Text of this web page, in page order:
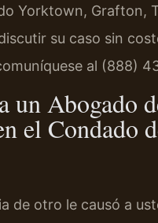
Yorktown, Grafton,
su caso sin
al (888)
un Abogado
el Condado
de otro le causó a